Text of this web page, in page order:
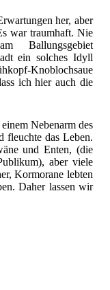
her, aber
war traumhaft. Nie
Ballungsgebiet
ein solches Idyll
Knoblochsaue
ich hier auch die
Nebenarm des
fleuchte das Leben.
und Enten, (die
aber viele
Kormorane lebten
Daher lassen wir